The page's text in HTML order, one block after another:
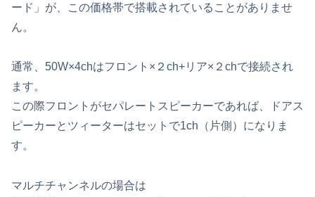
ード」が、この価格帯で搭載されていることがありませ
ん。
通常、50W×4chはフロント×２ch+リア×２chで接続され
ます。
この際フロントがセパレートスピーカーであれば、ドアス
ピーカーとツィーターはセットで1ch（片側）になりま
す。
マルチチャンネルの場合は